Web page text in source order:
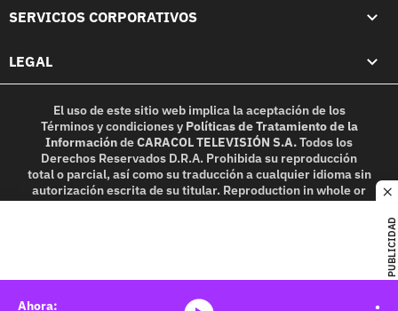
PUBLICIDAD
SERVICIOS CORPORATIVOS
LEGAL
El uso de este sitio web implica la aceptación de los
Términos y condicionesy Políticas de Tratamiento de la
InformacióndeCARACOL TELEVISIÓN S.A.Todos los
Derechos Reservados D.R.A. Prohibida su reproducción
total o parcial, así como su traducción a cualquier idioma sin
autorización escrita de su titular. Reproduction in whole or
in part, or translation without written permission is